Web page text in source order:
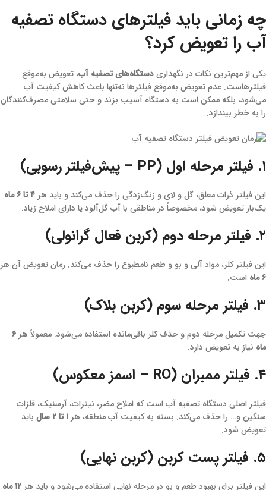
چه زمانی باید فیلترهای دستگاه تصفیه
آب را تعویض کرد؟
یکی از مهم‌ترین نکات در نگهداریدستگاه‌های تصفیه آب، تعویض به‌موقع
فیلترهاست. عدم تعویض به‌موقع فیلترها نه‌تنها باعث کاهش کیفیت آب
می‌شود، بلکه ممکن است به دستگاه آسیب بزند و حتی سلامتی مصرف‌کنندگان
را به خطر بیندازد.
۱. فیلتر مرحله اول (PP – پیش‌فیلتر رسوبی)
این فیلتر ذرات معلق، گل و لای و زنگ‌زدگی را حذف می‌کند و باید هر ۴ تا ۶ ماه
یک‌بار تعویض شود، مخصوصاً در مناطقی با آب گل‌آلود یا دارای املاح زیاد.
۲. فیلتر مرحله دوم (کربن فعال گرانولی)
این فیلتر کلر، مواد آلی و بو و طعم نامطبوع را حذف می‌کند. زمان تعویض آن هر
۶ ماه
است.
۳. فیلتر مرحله سوم (کربن بلاک)
جهت تکمیل مرحله دوم و حذف کلر باقی‌مانده استفاده می‌شود. معمولاً هر ۶
ماه نیاز به تعویض دارد.
۴. فیلتر ممبران (RO – اسمز معکوس)
فیلتر اصلی دستگاه تصفیه آب است که املاح مضر، نیترات، آرسنیک، فلزات
سنگین و… را حذف می‌کند. بسته به کیفیت آب منطقه، هر ۱ تا ۲ سال
باید
تعویض شود.
۵. فیلتر پست کربن (کربن نهایی)
این فیلتر برای بهبود طعم و بو در مرحله نهایی استفاده می‌شود و باید هر ۱۲ ماه